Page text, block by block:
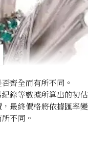
齊全而有所不同。
錄等數據所算出的初估
最終價格將依據匯率變
不同。